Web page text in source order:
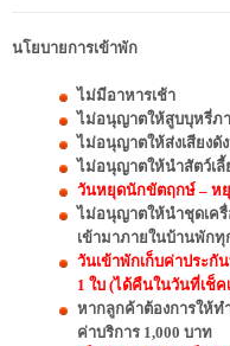
นโยบายการเข้าพัก
ไม่มีอาหารเช้า
ไม่อนุญาตให้สูบบุหรี่ภ
ไม่อนุญาตให้ส่งเสียงดั
ไม่อนุญาตให้นำสัตว์เลี้
วันหยุดนักขัตฤกษ์ – ห
ไม่อนุญาตให้นำชุดเครื่
เข้ามาภายในบ้านพัก
วันเข้าพักเก็บค่าประกั
1 ใบ (ได้คืนในวันที่เช็ค
หากลูกค้าต้องการให้ท
ค่าบริการ 1,000 บาท